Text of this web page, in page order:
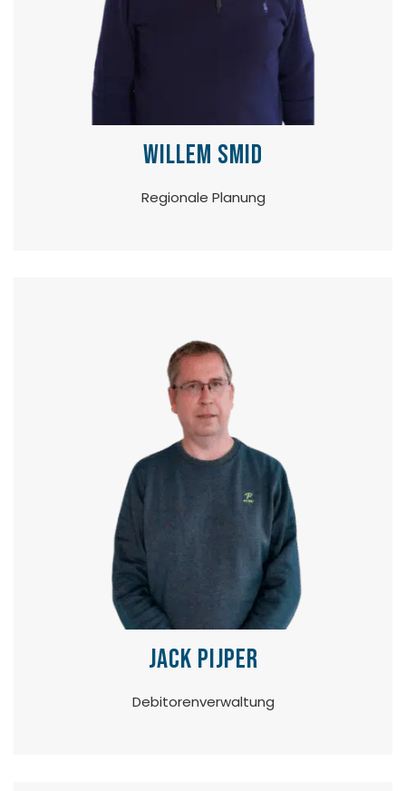
Willem Smid
Regionale Planung
Jack Pijper
Debitorenverwaltung